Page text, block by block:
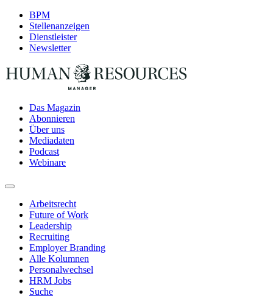
BPM
Stellenanzeigen
Dienstleister
Newsletter
Das Magazin
Abonnieren
Über uns
Mediadaten
Podcast
Webinare
Arbeitsrecht
Future of Work
Leadership
Recruiting
Employer Branding
Alle Kolumnen
Personalwechsel
HRM Jobs
Suche